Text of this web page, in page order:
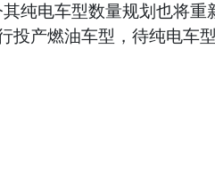
纯电车型数量规划也将
产燃油车型，待纯电车